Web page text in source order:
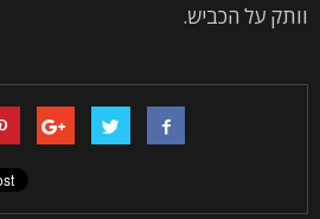
וותק על הכביש.